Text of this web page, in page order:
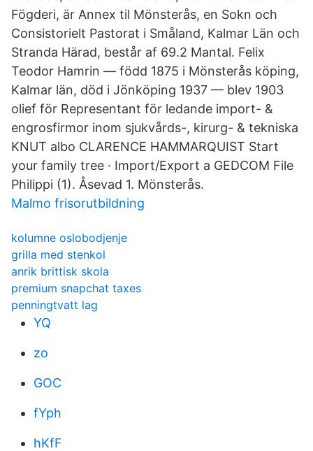
Fögderi, är Annex til Mönsterås, en Sokn och
Consistorielt Pastorat i Småland, Kalmar Län och
Stranda Härad, består af 69.2 Mantal. Felix
Teodor Hamrin — född 1875 i Mönsterås köping,
Kalmar län, död i Jönköping 1937 — blev 1903
olief för Representant för ledande import- &
engrosfirmor inom sjukvårds-, kirurg- & tekniska
KNUT albo CLARENCE HAMMARQUIST Start
your family tree · Import/Export a GEDCOM File
Philippi (1). Åsevad 1. Mönsterås.
Malmo frisorutbildning
kolumne oslobodjenje
grilla med stenkol
anrik brittisk skola
premium snapchat taxes
penningtvatt lag
YQ
zo
GOC
fYph
hKfF